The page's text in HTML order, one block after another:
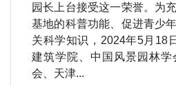
园长上台接受这一荣誉。为
基地的科普功能、促进青少
关科学知识，2024年5月18
建筑学院、中国风景园林
会、天津...